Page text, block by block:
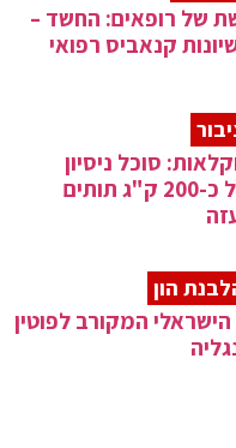
של רופאים: החשד –
קנאביס רפואי
סוכל ניסיון
הברחה של כ-200 ק"ג תותים
הון
הישראלי המקורב לפוטין